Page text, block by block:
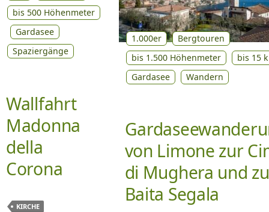
bis 500 Höhenmeter
Gardasee
Spaziergänge
Wallfahrt
Madonna
della
Corona
KIRCHE
1.000er
Bergtouren
bis 1.500 Höhenmeter
bis 15
Gardasee
Wandern
von Limone zur
di Mughera und
Baita Segala